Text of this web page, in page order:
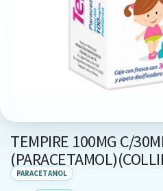
TEMPIRE 100MG C/
PARACETAMOL